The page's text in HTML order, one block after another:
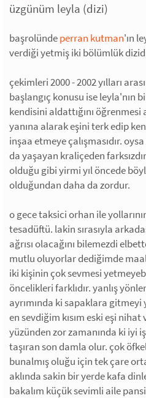
üzgünüm leyla (dizi)
başrolündeperran kutman'ın
verdiği yetmiş iki bölümlük
çekimleri 2000 - 2002 yılları
başlangıç konusu ise leyla'nın
kendisini aldattığını öğrenmesi
yanına alarak eşini terk edip
inşaa etmeye çalışmasıdır.
da yaşayan kraliçeden
olduğu gibi yirmi yıl öncede
olduğundan daha da zordur.
o gece taksici orhan ile
tesadüftü. lakin sırasıyla
ağrısı olacağını bilemezdi
mutlu oluyorlar dediğimde
iki kişinin çok sevmesi
öncelikleri farklıdır. yanlış
ayrımında ki sapaklara gitmeyi
en sevdiğim kısım eski eşi nihat
yüzünden zor zamanında ki iyi
taşıran son damla olur. çok
bunalmış oluğu için tek çare
aklında sakin bir yerde kafa
bakalım küçük sevimli aile